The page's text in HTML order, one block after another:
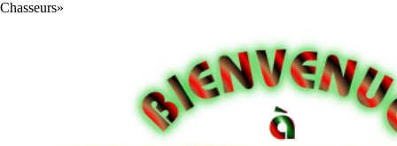
Chasseurs»